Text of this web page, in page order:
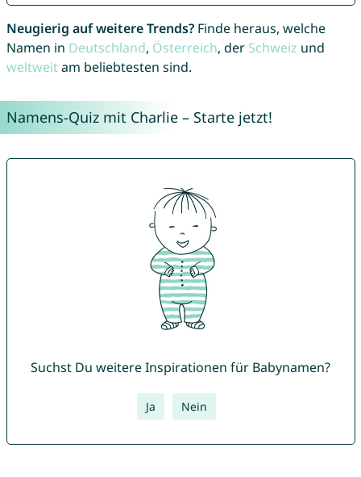
Neugierig auf weitere Trends?Finde heraus, welche
Namen in Deutschland, Österreich, der Schweiz und
weltweitam beliebtesten sind.
Namens-Quiz mit Charlie – Starte jetzt!
Suchst Du weitere Inspirationen für Babynamen?
Ja Nein